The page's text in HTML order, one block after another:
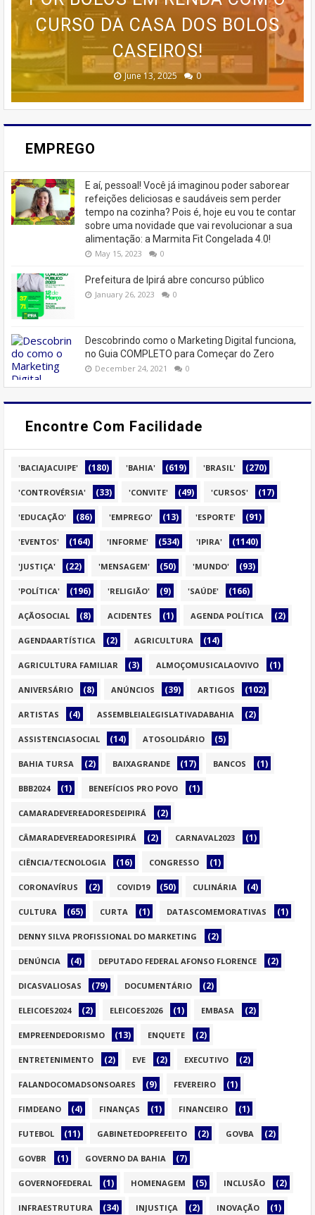
🚨 ÚLTIMAS VAGAS EM IPIRÁ!
🚨
February 23, 2026 0
EMAGRECER SEM SAIR DE
CASA
August 10, 2025 0
CURSO DA CASA DOS BOLOS
CASEIROS!
June 13, 2025 0
PROGRAMA AVANÇADO DE
TREINAMENTO DA MEMÓRIA
July 07, 2023 0
ESTRATÉGIAS AVANÇADAS DE
MARKETING 6.0.
June 07, 2023 0
EMPREGO
E aí, pessoal! Você já imaginou poder saborear
refeições deliciosas e saudáveis ​​sem perder
tempo na cozinha? Pois é, hoje eu vou te contar
sobre uma novidade que vai revolucionar a sua
alimentação: a Marmita Fit Congelada 4.0!
May 15, 2023 0
Prefeitura de Ipirá abre concurso público
January 26, 2023 0
Descobrindo como o Marketing Digital funciona,
no Guia COMPLETO para Começar do Zero
December 24, 2021 0
Encontre Com Facilidade
'BACIAJACUIPE' (180) 'BAHIA' (619) 'BRASIL' (270)
'CONTROVÉRSIA' (33) 'CONVITE' (49) 'CURSOS' (17)
'EDUCAÇÃO' (86) 'EMPREGO' (13) 'ESPORTE' (91)
'EVENTOS' (164) 'INFORME' (534) 'IPIRA' (1140)
'JUSTIÇA' (22) 'MENSAGEM' (50) 'MUNDO' (93)
'POLÍTICA' (196) 'RELIGIÃO' (9) 'SAÚDE' (166)
AÇÃOSOCIAL (8) ACIDENTES (1) AGENDA POLÍTICA (2)
AGENDAARTÍSTICA (2) AGRICULTURA (14)
AGRICULTURA FAMILIAR (3) ALMOÇOMUSICALAOVIVO (1)
ANIVERSÁRIO (8) ANÚNCIOS (39) ARTIGOS (102)
ARTISTAS (4) ASSEMBLEIALEGISLATIVADABAHIA (2)
ASSISTENCIASOCIAL (14) ATOSOLIDÁRIO (5)
BAHIA TURSA (2) BAIXAGRANDE (17) BANCOS (1)
BBB2024 (1) BENEFÍCIOS PRO POVO (1)
CAMARADEVEREADORESDEIPIRÁ (2)
CÂMARADEVEREADORESIPIRÁ (2) CARNAVAL2023 (1)
CIÊNCIA/TECNOLOGIA (16) CONGRESSO (1)
CORONAVÍRUS (2) COVID19 (50) CULINÁRIA (4)
CULTURA (65) CURTA (1) DATASCOMEMORATIVAS (1)
DENNY SILVA PROFISSIONAL DO MARKETING (2)
DENÚNCIA (4) DEPUTADO FEDERAL AFONSO FLORENCE (2)
DICASVALIOSAS (79) DOCUMENTÁRIO (2)
ELEICOES2024 (2) ELEICOES2026 (1) EMBASA (2)
EMPREENDEDORISMO (13) ENQUETE (2)
ENTRETENIMENTO (2) EVE (2) EXECUTIVO (2)
FALANDOCOMADSONSOARES (9) FEVEREIRO (1)
FIMDEANO (4) FINANÇAS (1) FINANCEIRO (1)
FUTEBOL (11) GABINETEDOPREFEITO (2) GOVBA (2)
GOVBR (1) GOVERNO DA BAHIA (7)
GOVERNOFEDERAL (1) HOMENAGEM (5) INCLUSÃO (2)
INFRAESTRUTURA (34) INJUSTIÇA (2) INOVAÇÃO (1)